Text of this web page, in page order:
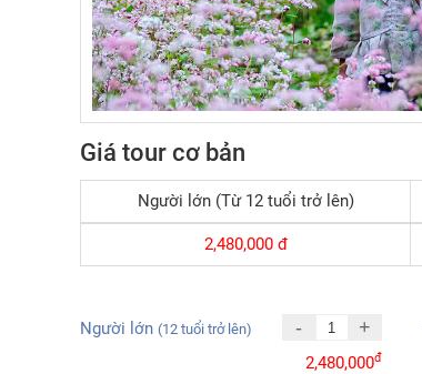
Giá tour cơ bản
Người lớn (Từ 12 tuổi trở lên)
2,480,000đ
Người lớn (12 tuổi trở lên) - +
2,480,000đ